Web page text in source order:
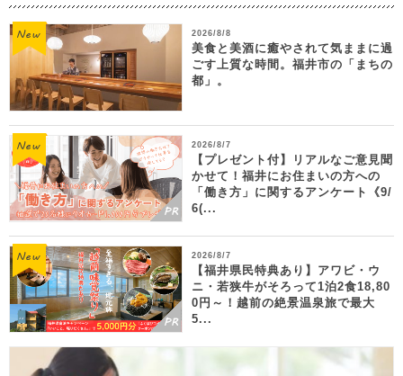
2026/8/8
美食と美酒に癒やされて気ままに過
ごす上質な時間。福井市の「まちの
都」。
2026/8/7
【プレゼント付】リアルなご意見聞
かせて！福井にお住まいの方への
「働き方」に関するアンケート《9/
6(...
2026/8/7
【福井県民特典あり】アワビ・ウ
ニ・若狭牛がそろって1泊2食18,80
0円～！越前の絶景温泉旅で最大
5...